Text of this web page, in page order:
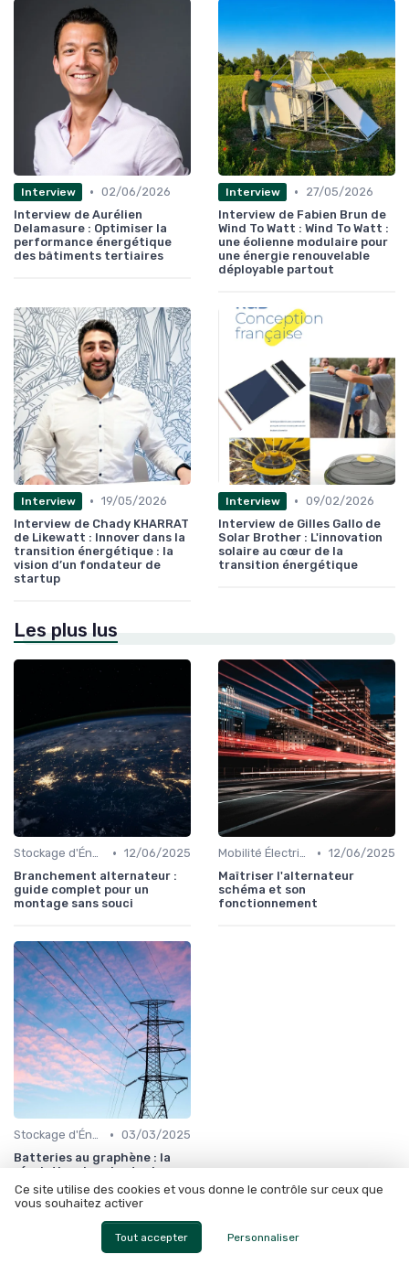
Interview • 02/06/2026
Interview de Aurélien
Delamasure : Optimiser la
performance énergétique
des bâtiments tertiaires
Interview •
27/05/2026
Interview de Fabien Brun de
Wind To Watt : Wind To Watt :
une éolienne modulaire pour
une énergie renouvelable
déployable partout
Interview • 19/05/2026
Interview de Chady KHARRAT
de Likewatt : Innover dans la
transition énergétique : la
vision d’un fondateur de
startup
Interview • 09/02/2026
Interview de Gilles Gallo de
Solar Brother : L'innovation
solaire au cœur de la
transition énergétique
Les plus lus
Stockage d'Énergie et Batteries • 12/06/2025
Branchement alternateur :
guide complet pour un
montage sans souci
Mobilité Électrique et Recharge Véhicule • 12/06/2025
Maîtriser l'alternateur
schéma et son
fonctionnement
Stockage d'Énergie et Batteries • 03/03/2025
Batteries au graphène : la
révolution dans le stockage
d'énergie approche-t-elle ?
Ce site utilise des cookies et vous donne le contrôle sur ceux que
vous souhaitez activer
Tout accepter Personnaliser